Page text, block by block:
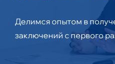
Делимся опытом в
заключений с первого